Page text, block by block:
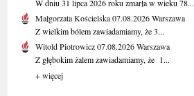
W dniu 31 lipca 2026 roku zmarła w wieku 78...
Małgorzata Kościelska07.08.2026Warszawa
Z wielkim bólem zawiadamiamy, że 3...
Witold Piotrowicz07.08.2026Warszawa
Z głębokim żalem zawiadamiamy, że 1...
+ więcej